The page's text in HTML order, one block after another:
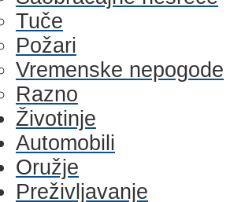
Tuče
Požari
Vremenske nepogode
Razno
Životinje
Automobili
Oružje
Preživljavanje